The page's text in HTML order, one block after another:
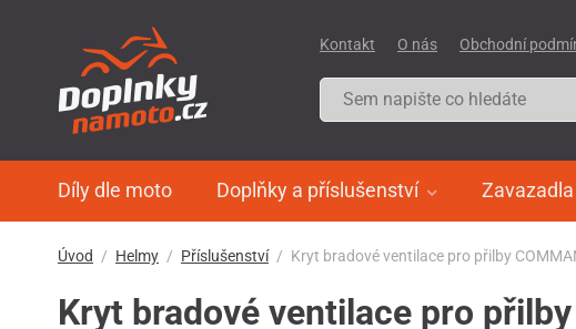
Díly dle moto Doplňky a příslušenství Zavazadla
Kontakt O nás Obchodní
Úvod Helmy Příslušenství Kryt bradové ventilace pro přilby
Kryt bradové ventilace pro